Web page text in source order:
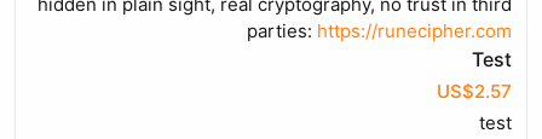
parties: https://runecipher.com
Test
US$2.57
test